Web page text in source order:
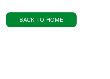
BACK TO HOME